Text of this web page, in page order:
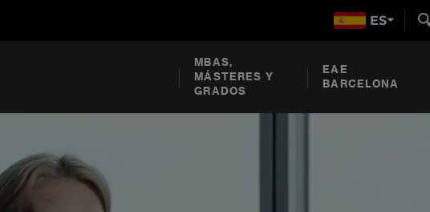
ES
MBAS,
MÁSTERES Y
GRADOS
EAE
BARCELONA